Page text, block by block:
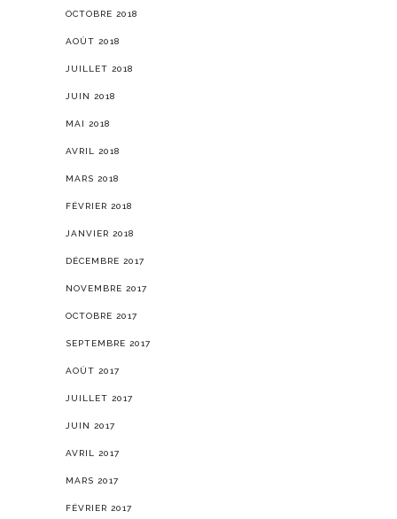
OCTOBRE 2018
AOÛT 2018
JUILLET 2018
JUIN 2018
MAI 2018
AVRIL 2018
MARS 2018
FÉVRIER 2018
JANVIER 2018
DÉCEMBRE 2017
NOVEMBRE 2017
OCTOBRE 2017
SEPTEMBRE 2017
AOÛT 2017
JUILLET 2017
JUIN 2017
AVRIL 2017
MARS 2017
FÉVRIER 2017